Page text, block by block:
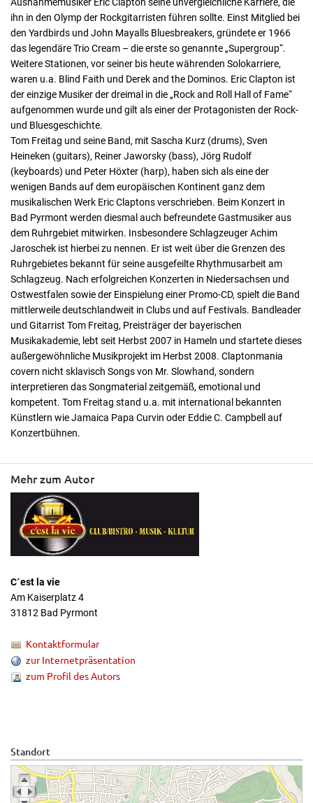
ihn in den Olymp der Rockgitarristen führen sollte. Einst Mitglied bei
den Yardbirds und John Mayalls Bluesbreakers, gründete er 1966
das legendäre Trio Cream – die erste so genannte „Supergroup“.
Weitere Stationen, vor seiner bis heute währenden Solokarriere,
waren u.a. Blind Faith und Derek and the Dominos. Eric Clapton ist
der einzige Musiker der dreimal in die „Rock and Roll Hall of Fame“
aufgenommen wurde und gilt als einer der Protagonisten der Rock-
und Bluesgeschichte.
Tom Freitag und seine Band, mit Sascha Kurz (drums), Sven
Heineken (guitars), Reiner Jaworsky (bass), Jörg Rudolf
(keyboards) und Peter Höxter (harp), haben sich als eine der
wenigen Bands auf dem europäischen Kontinent ganz dem
musikalischen Werk Eric Claptons verschrieben. Beim Konzert in
Bad Pyrmont werden diesmal auch befreundete Gastmusiker aus
dem Ruhrgebiet mitwirken. Insbesondere Schlagzeuger Achim
Jaroschek ist hierbei zu nennen. Er ist weit über die Grenzen des
Ruhrgebietes bekannt für seine ausgefeilte Rhythmusarbeit am
Schlagzeug. Nach erfolgreichen Konzerten in Niedersachsen und
Ostwestfalen sowie der Einspielung einer Promo-CD, spielt die Band
mittlerweile deutschlandweit in Clubs und auf Festivals. Bandleader
und Gitarrist Tom Freitag, Preisträger der bayerischen
Musikakademie, lebt seit Herbst 2007 in Hameln und startete dieses
außergewöhnliche Musikprojekt im Herbst 2008. Claptonmania
covern nicht sklavisch Songs von Mr. Slowhand, sondern
interpretieren das Songmaterial zeitgemäß, emotional und
kompetent. Tom Freitag stand u.a. mit international bekannten
Künstlern wie Jamaica Papa Curvin oder Eddie C. Campbell auf
Konzertbühnen.
Mehr zum Autor
C´est la vie
Am Kaiserplatz 4
31812 Bad Pyrmont
Kontaktformular
zur Internetpräsentation
zum Profil des Autors
Standort